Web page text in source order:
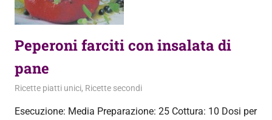
Peperoni farciti con insalata di
pane
9 Settembre 2013
admin
Ricette piatti unici, Ricette secondi
Esecuzione: Media Preparazione: 25 Cottura: 10 Dosi per